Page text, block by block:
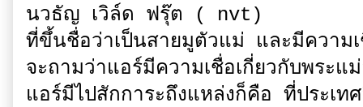
นวธัญ เวิล์ด ฟรุ๊ต ( nvt)
ที่ขึ้นชื่อว่าเป็นสายมูตัวแม่ และมีความ
จะถามว่าแอร์มีความเชื่อเกี่ยวกับพระ
แอร์มีไปสักการะถึงแหล่งก็คือ ที่ประเ